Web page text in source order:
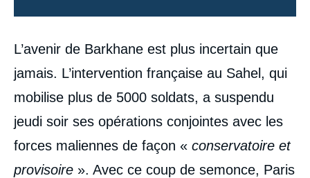
Contenu
intervention
médiatique
L’avenir de Barkhane est plus incertain que
jamais. L’intervention française au Sahel, qui
mobilise plus de 5000 soldats, a suspendu
jeudi soir ses opérations conjointes avec les
forces maliennes de façon « conservatoire et
provisoire ». Avec ce coup de semonce, Paris